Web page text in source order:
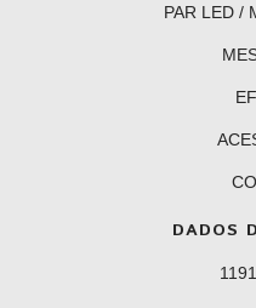
PAR LED /
DADOS